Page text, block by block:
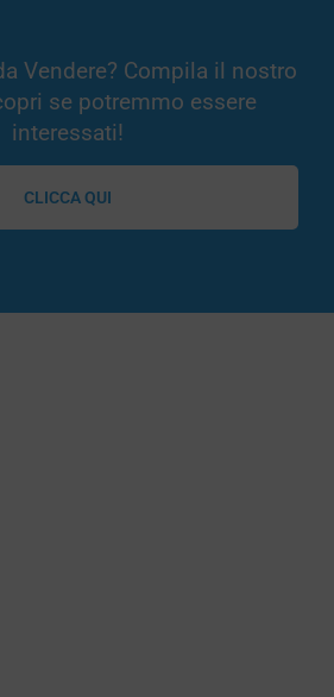
Vendere? Compila il nostro
se potremmo essere
interessati!
CLICCA QUI